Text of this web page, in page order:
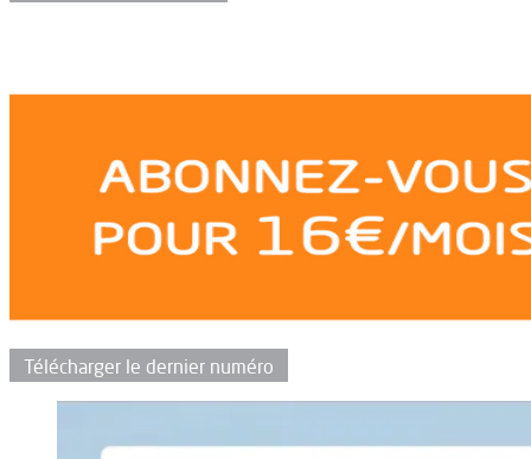
Télécharger le dernier numéro